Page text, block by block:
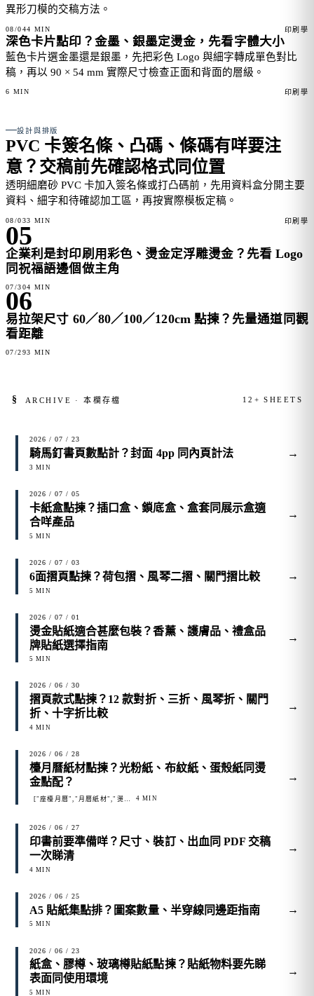
異形刀模的交稿方法。
08/044 MIN 印刷學
FIG. 03
深色卡片點印？金墨、銀墨定燙金，先看字體大小
藍色卡片選金墨還是銀墨，先把彩色 Logo 與細字轉成單色對比
稿，再以 90 × 54 mm 實際尺寸檢查正面和背面的層級。
6 MIN 印刷學
FEATURE 04
設計與排版
PVC 卡簽名條、凸碼、條碼有咩要注
意？交稿前先確認格式同位置
透明細磨砂 PVC 卡加入簽名條或打凸碼前，先用資料盒分開主要
資料、細字和待確認加工區，再按實際模板定稿。
08/033 MIN 印刷學
05
企業利是封印刷用彩色、燙金定浮雕燙金？先看 Logo
同祝福語邊個做主角
07/304 MIN
06
易拉架尺寸 60／80／100／120cm 點揀？先量通道同觀
看距離
07/293 MIN
§ ARCHIVE · 本欄存檔 12+ SHEETS
2026 / 07 / 23
騎馬釘書頁數點計？封面 4pp 同內頁計法
3 MIN
→
2026 / 07 / 05
卡紙盒點揀？插口盒、鎖底盒、盒套同展示盒適
合咩產品
5 MIN
→
2026 / 07 / 03
6面摺頁點揀？荷包摺、風琴二摺、關門摺比較
5 MIN
→
2026 / 07 / 01
燙金貼紙適合甚麼包裝？香薰、護膚品、禮盒品
牌貼紙選擇指南
5 MIN
→
2026 / 06 / 30
摺頁款式點揀？12 款對折、三折、風琴折、關門
折、十字折比較
4 MIN
→
2026 / 06 / 28
檯月曆紙材點揀？光粉紙、布紋紙、蛋殼紙同燙
金點配？
4 MIN
→
2026 / 06 / 27
印書前要準備咩？尺寸、裝訂、出血同 PDF 交稿
一次睇清
4 MIN
→
2026 / 06 / 25
A5 貼紙集點排？圖案數量、半穿線同邊距指南
5 MIN
→
2026 / 06 / 23
紙盒、膠樽、玻璃樽貼紙點揀？貼紙物料要先睇
表面同使用環境
5 MIN
→